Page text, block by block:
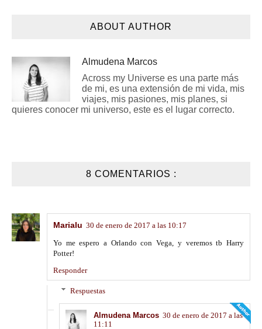
ABOUT AUTHOR
Almudena Marcos
Across my Universe es una parte más
de mi, es una extensión de mi vida, mis
viajes, mis pasiones, mis planes, si
quieres conocer mi universo, este es el lugar correcto.
8 COMENTARIOS :
Marialu 30 de enero de 2017 a las 10:17
Yo me espero a Orlando con Vega, y veremos tb Harry
Potter!
Responder
Respuestas
Almudena Marcos 30 de enero de 2017 a las
11:11